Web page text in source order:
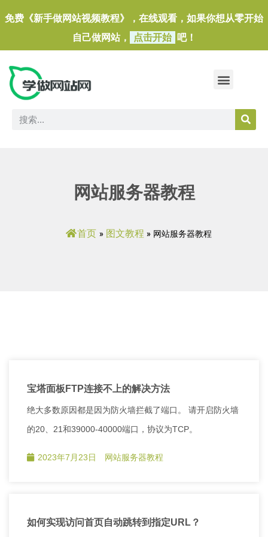
免费《新手做网站视频教程》，在线观看，如果你想从零开始
自己做网站，
点击开始 吧！
网站服务器教程
首页 » 图文教程 » 网站服务器教程
宝塔面板FTP连接不上的解决方法
绝大多数原因都是因为防火墙拦截了端口。 请开启防火墙
的20、21和39000-40000端口，协议为TCP。
2023年7月23日 网站服务器教程
如何实现访问首页自动跳转到指定URL？